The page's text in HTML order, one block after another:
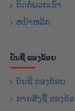
ຕິດຕໍ່ພວກເຮົາ
ຫນ້າຫລັກ
ບັນຊີ ຂອງຂ້ອຍ
ບັນຊີ ຂອງຂ້ອຍ
ການສັງຊື້ ຂອງຂ້